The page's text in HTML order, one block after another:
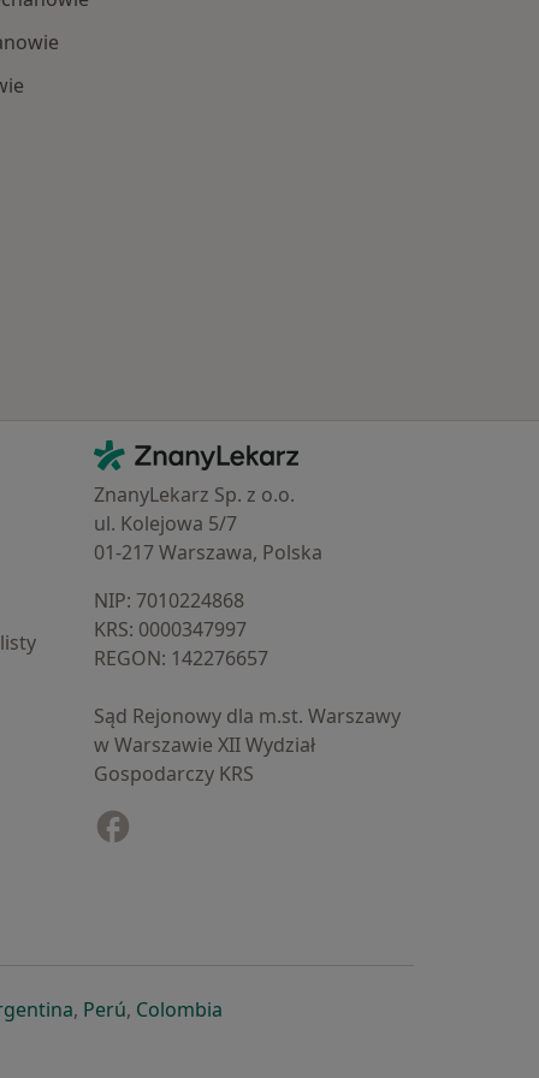
Kontakt
ZnanyLekarz - Strona główna
ZnanyLekarz Sp. z o.o.
ul. Kolejowa 5/7
01-217 Warszawa, Polska
NIP: ⁠7010224868
KRS: ⁠0000347997
REGON: ⁠142276657
Sąd Rejonowy dla m.st. Warszawy
w Warszawie XII Wydział
Gospodarczy KRS
karcie
w nowej karcie
się w nowej karcie
otwiera się w nowej karcie
, Perúotwiera się w nowej karcie
, Colombiaotwiera się w nowej karcie